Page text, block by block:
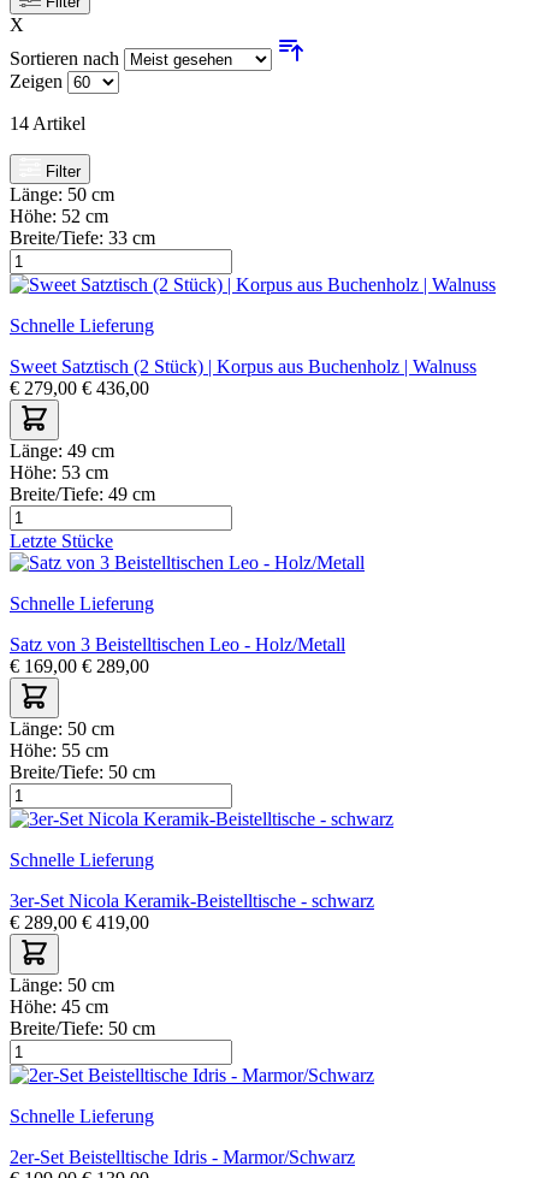
X
Sortieren nach
Zeigen
14 Artikel
Filter
Länge: 50 cm
Höhe: 52 cm
Breite/Tiefe: 33 cm
Schnelle Lieferung
Sweet Satztisch (2 Stück) | Korpus aus Buchenholz | Walnuss
€ 279,00 € 436,00
Länge: 49 cm
Höhe: 53 cm
Breite/Tiefe: 49 cm
Letzte Stücke
Schnelle Lieferung
Satz von 3 Beistelltischen Leo - Holz/Metall
€ 169,00 € 289,00
Länge: 50 cm
Höhe: 55 cm
Breite/Tiefe: 50 cm
Schnelle Lieferung
3er-Set Nicola Keramik-Beistelltische - schwarz
€ 289,00 € 419,00
Länge: 50 cm
Höhe: 45 cm
Breite/Tiefe: 50 cm
Schnelle Lieferung
2er-Set Beistelltische Idris - Marmor/Schwarz